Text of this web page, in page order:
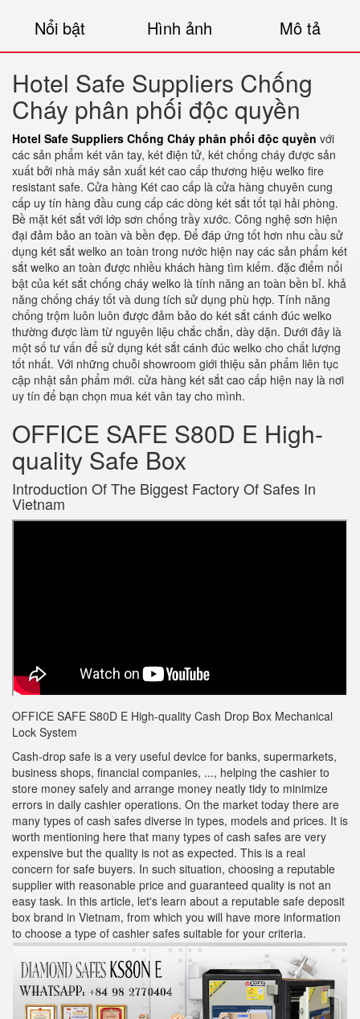
Nổi bật Hình ảnh Mô tả
Hotel Safe Suppliers Chống
Cháy phân phối độc quyền
Hotel Safe Suppliers Chống Cháy phân phối độc quyền với
các sản phẩm két vân tay, két điện tử, két chống cháy được sản
xuất bởi nhà máy sản xuất két cao cấp thương hiệu welko fire
resistant safe. Cửa hàng Két cao cấp là cửa hàng chuyên cung
cấp uy tín hàng đầu cung cấp các dòng két sắt tốt tại hải phòng.
Bề mặt két sắt với lớp sơn chống trầy xước. Công nghệ sơn hiện
đại đảm bảo an toàn và bền đẹp. Để đáp ứng tốt hơn nhu cầu sử
dụng két sắt welko an toàn trong nước hiện nay các sản phẩm két
sắt welko an toàn được nhiều khách hàng tìm kiếm. đặc điểm nổi
bật của két sắt chống cháy welko là tính năng an toàn bền bỉ. khả
năng chống cháy tốt và dung tích sử dụng phù hợp. Tính năng
chống trộm luôn luôn được đảm bảo do két sắt cánh đúc welko
thường được làm từ nguyên liệu chắc chắn, dày dặn. Dưới đây là
một số tư vấn để sử dụng két sắt cánh đúc welko cho chất lượng
tốt nhất. Với những chuỗi showroom giới thiệu sản phẩm liên tục
cập nhật sản phẩm mới. cửa hàng két sắt cao cấp hiện nay là nơi
uy tín để bạn chọn mua két vân tay cho mình.
OFFICE SAFE S80D E High-
quality Safe Box
Introduction Of The Biggest Factory Of Safes In
Vietnam
OFFICE SAFE S80D E High-quality Cash Drop Box Mechanical
Lock System
Cash-drop safe is a very useful device for banks, supermarkets,
business shops, financial companies, ..., helping the cashier to
store money safely and arrange money neatly tidy to minimize
errors in daily cashier operations. On the market today there are
many types of cash safes diverse in types, models and prices. It is
worth mentioning here that many types of cash safes are very
expensive but the quality is not as expected. This is a real
concern for safe buyers. In such situation, choosing a reputable
supplier with reasonable price and guaranteed quality is not an
easy task. In this article, let's learn about a reputable safe deposit
box brand in Vietnam, from which you will have more information
to choose a type of cashier safes suitable for your criteria.